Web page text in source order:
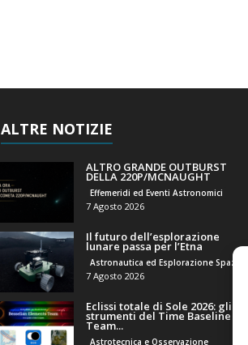
ALTRE NOTIZIE
ALTRO GRANDE OUTBURST
DELLA 220P/MCNAUGHT
Effemeridi ed Eventi Astronomici
7 Agosto 2026
Il futuro dell’esplorazione
lunare passa per l’Etna
7 Agosto 2026
Eclissi totale di Sole 2026: gli
strumenti del Time Baseline
Team...
Astrotecnica e Osservazione